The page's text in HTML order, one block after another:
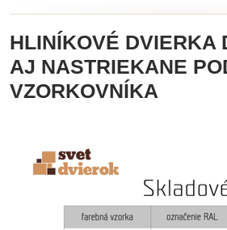
HLINÍKOVÉ DVIERKA
AJ NASTRIEKANE
VZORKOVNÍKA